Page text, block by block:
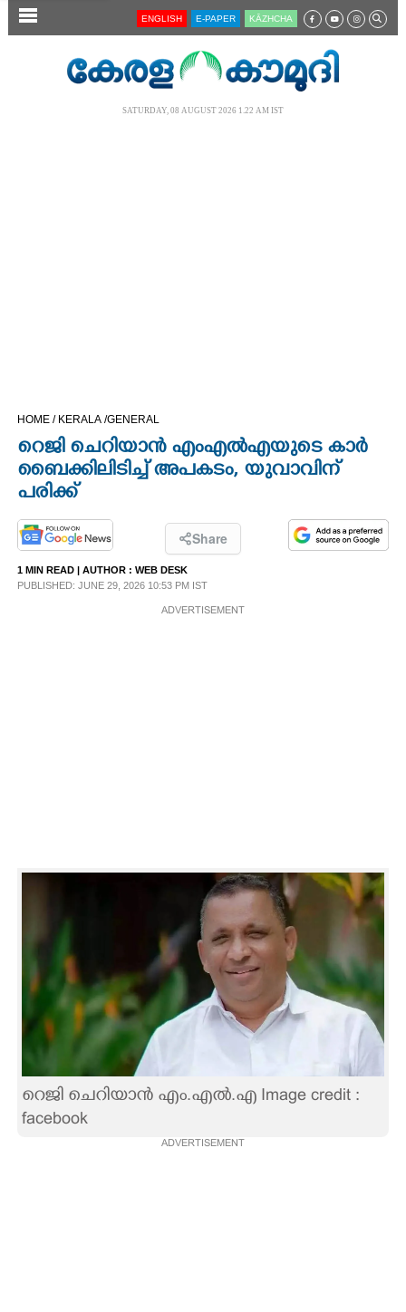
SECTIONS
CINEMA
OPINION
PHOTOS
LIFESTYLE
CONTACT US
ENGLISH E-PAPER KĀZHCHA
SATURDAY, 08 AUGUST 2026 1.22 AM IST
HOME / KERALA /GENERAL
റെജി ചെറിയാൻ എംഎൽഎയുടെ കാർ
ബൈക്കിലിടിച്ച് അപകടം,​ യുവാവിന്
പരിക്ക്
Share
1 MIN READ | AUTHOR : WEB DESK
PUBLISHED: JUNE 29, 2026 10:53 PM IST
ADVERTISEMENT
റെജി ചെറിയാൻ എം.എൽ.എ Image credit :
facebook
ADVERTISEMENT